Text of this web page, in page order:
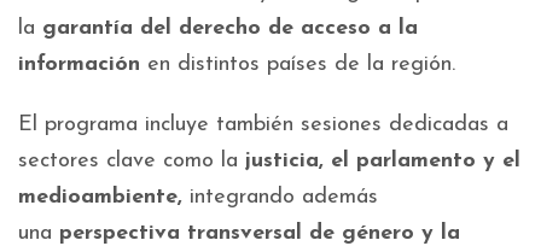
la garantía del derecho de acceso a la
información en distintos países de la región.
El programa incluye también sesiones dedicadas a
sectores clave como la justicia, el parlamento y el
medioambiente, integrando además
una perspectiva transversal de género y la